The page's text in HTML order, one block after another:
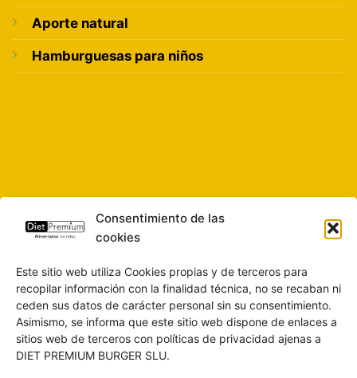
Consentimiento de las
cookies
Este sitio web utiliza Cookies propias y de terceros para
recopilar información con la finalidad técnica, no se recaban ni
ceden sus datos de carácter personal sin su consentimiento.
Asimismo, se informa que este sitio web dispone de enlaces a
sitios web de terceros con políticas de privacidad ajenas a
DIET PREMIUM BURGER SLU.
Aporte natural
Hamburguesas para niños